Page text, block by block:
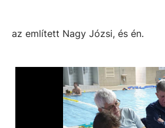
az említett Nagy Józsi, és én.